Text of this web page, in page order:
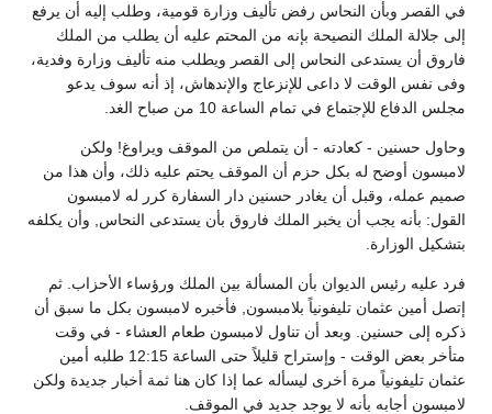
في القصر وبأن النحاس رفض تأليف وزارة قومية، وطلب إليه أن يرفع
إلى جلالة الملك النصيحة بإنه من المحتم عليه أن يطلب من الملك
فاروق أن يستدعى النحاس إلى القصر ويطلب منه تأليف وزارة وفدية،
وفى نفس الوقت لا داعى للإنزعاج والإندهاش، إذ أنه سوف يدعو
مجلس الدفاع للإجتماع في تمام الساعة 10 من صباح الغد.
وحاول حسنين - كعادته - أن يتملص من الموقف ويراوغ! ولكن
لامبسون أوضح له بكل حزم أن الموقف يحتم عليه ذلك، وأن هذا من
صميم عمله، وقبل أن يغادر حسنين دار السفارة كرر له لامبسون
القول: بأنه يجب أن يخبر الملك فاروق بأن يستدعى النحاس, وأن يكلفه
بتشكيل الوزارة.
فرد عليه رئيس الديوان بأن المسألة بين الملك ورؤساء الأحزاب. ثم
إتصل أمين عثمان تليفونياً بلامبسون, فأخبره لامبسون بكل ما سبق أن
ذكره إلى حسنين. وبعد أن تناول لامبسون طعام العشاء - في وقت
متأخر بعض الوقت - وإستراح قليلاً حتى الساعة 12:15 طلبه أمين
عثمان تليفونياً مرة أخرى ليسأله عما إذا كان هنا ثمة أخبار جديدة ولكن
لامبسون أجابه بأنه لا يوجد جديد في الموقف.